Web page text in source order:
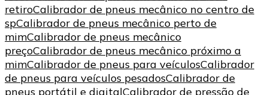
retiroCalibrador de pneus mecânico no centro de
spCalibrador de pneus mecânico perto de
mimCalibrador de pneus mecânico
preçoCalibrador de pneus mecânico próximo a
mimCalibrador de pneus para veículosCalibrador
de pneus para veículos pesadosCalibrador de
pneus portátil e digitalCalibrador de pressão de